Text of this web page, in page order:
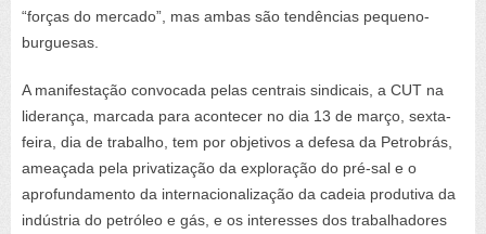
“forças do mercado”, mas ambas são tendências pequeno-
burguesas.
A manifestação convocada pelas centrais sindicais, a CUT na
liderança, marcada para acontecer no dia 13 de março, sexta-
feira, dia de trabalho, tem por objetivos a defesa da Petrobrás,
ameaçada pela privatização da exploração do pré-sal e o
aprofundamento da internacionalização da cadeia produtiva da
indústria do petróleo e gás, e os interesses dos trabalhadores